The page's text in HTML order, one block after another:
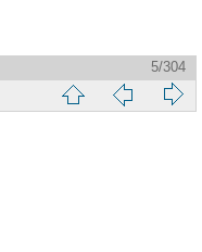
5/304